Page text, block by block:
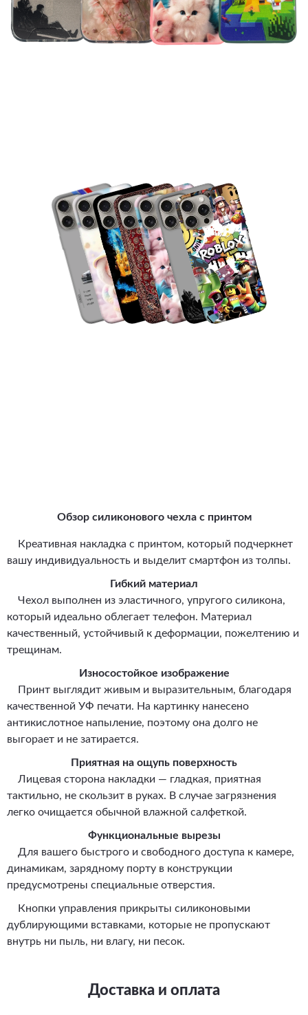
Обзор силиконового чехла с принтом
Креативная накладка с принтом, который подчеркнет
вашу индивидуальность и выделит смартфон из толпы.
Гибкий материал
Чехол выполнен из эластичного, упругого силикона,
который идеально облегает телефон. Материал
качественный, устойчивый к деформации, пожелтению и
трещинам.
Износостойкое изображение
Принт выглядит живым и выразительным, благодаря
качественной УФ печати. На картинку нанесено
антикислотное напыление, поэтому она долго не
выгорает и не затирается.
Приятная на ощупь поверхность
Лицевая сторона накладки — гладкая, приятная
тактильно, не скользит в руках. В случае загрязнения
легко очищается обычной влажной салфеткой.
Функциональные вырезы
Для вашего быстрого и свободного доступа к камере,
динамикам, зарядному порту в конструкции
предусмотрены специальные отверстия.
Кнопки управления прикрыты силиконовыми
дублирующими вставками, которые не пропускают
внутрь ни пыль, ни влагу, ни песок.
Доставка и оплата